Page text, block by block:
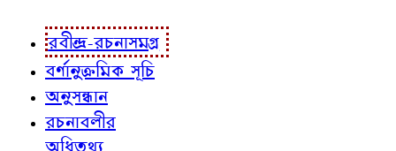
রবীন্দ্র-রচনাসমগ্র
বর্ণানুক্রমিক সূচি
অনুসন্ধান
রচনাবলীর
অধিতথ্য